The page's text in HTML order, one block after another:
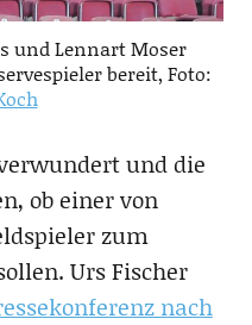
und Lennart Moser
bereit, Foto:
und die
ob einer von
zum
Urs Fischer
nach